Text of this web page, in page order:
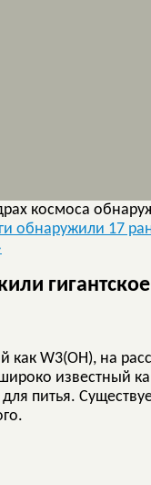
космоса
обнаружили 17
как W3(OH), на
известный
питья.